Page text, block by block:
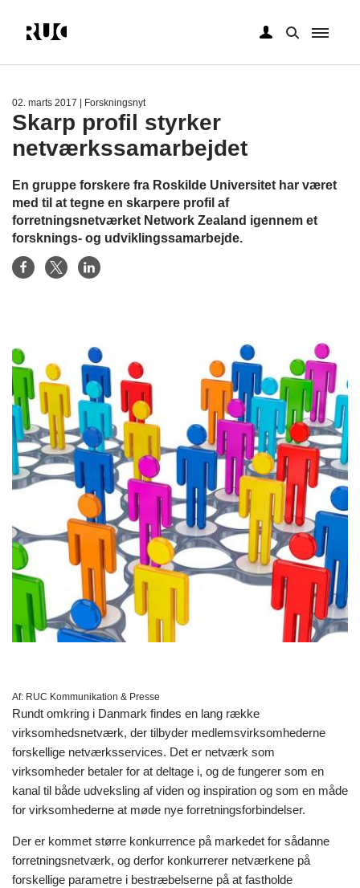
02. marts 2017 | Forskningsnyt
Skarp profil styrker
netværkssamarbejdet
En gruppe forskere fra Roskilde Universitet har været
med til at tegne en skarpere profil af
forretningsnetværket Network Zealand igennem et
forsknings- og udviklingssamarbejde.
Af: RUC Kommunikation & Presse
Rundt omkring i Danmark findes en lang række
virksomhedsnetværk, der tilbyder medlemsvirksomhederne
forskellige netværksservices. Det er netværk som
virksomheder betaler for at deltage i, og de fungerer som en
kanal til både udveksling af viden og inspiration og som en måde
for virksomhederne at møde nye forretningsforbindelser.
Der er kommet større konkurrence på markedet for sådanne
forretningsnetværk, og derfor konkurrerer netværkene på
forskellige parametre i bestræbelserne på at fastholde